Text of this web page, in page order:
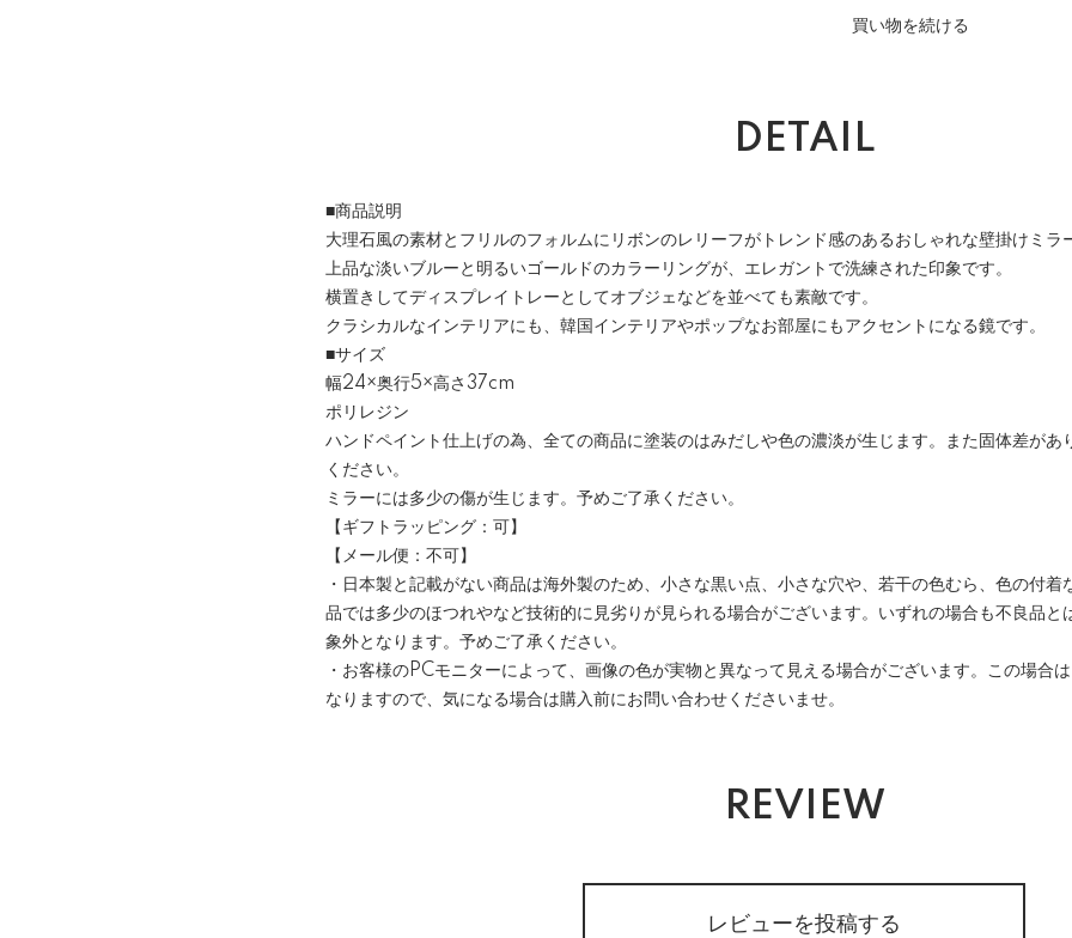
買い物を続ける
DETAIL
■商品説明
大理石風の素材とフリルのフォルムにリボンのレリーフがトレンド感のあるおしゃれな壁掛けミラ
上品な淡いブルーと明るいゴールドのカラーリングが、エレガントで洗練された印象です。
横置きしてディスプレイトレーとしてオブジェなどを並べても素敵です。
クラシカルなインテリアにも、韓国インテリアやポップなお部屋にもアクセントになる鏡です。
■サイズ
幅24×奥行5×高さ37cm
ポリレジン
ハンドペイント仕上げの為、全ての商品に塗装のはみだしや色の濃淡が生じます。また固体差があ
ください。
ミラーには多少の傷が生じます。予めご了承ください。
【ギフトラッピング：可】
【メール便：不可】
・日本製と記載がない商品は海外製のため、小さな黒い点、小さな穴や、若干の色むら、色の付
品では多少のほつれやなど技術的に見劣りが見られる場合がございます。いずれの場合も不良品と
象外となります。予めご了承ください。
・お客様のPCモニターによって、画像の色が実物と異なって見える場合がございます。この場合
なりますので、気になる場合は購入前にお問い合わせくださいませ。
REVIEW
レビューを投稿する